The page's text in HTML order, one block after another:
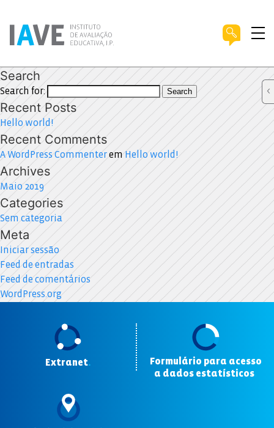
Search
Search for: Search
Recent Posts
Hello world!
Recent Comments
A WordPress Commenterem Hello world!
Archives
Maio 2019
Categories
Sem categoria
Meta
Iniciar sessão
Feed de entradas
Feed de comentários
WordPress.org
Extranet.
Formulário para acesso
a dados estatísticos